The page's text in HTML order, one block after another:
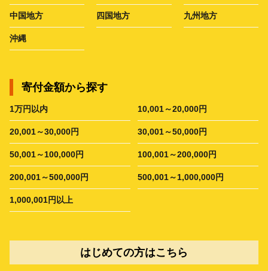
中国地方 四国地方 九州地方
沖縄
寄付金額から探す
1万円以内 10,001～20,000円
20,001～30,000円 30,001～50,000円
50,001～100,000円 100,001～200,000円
200,001～500,000円 500,001～1,000,000円
1,000,001円以上
はじめての方はこちら